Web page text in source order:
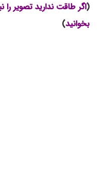
(اگر طاقت ندارید تصویر
بخوانید)